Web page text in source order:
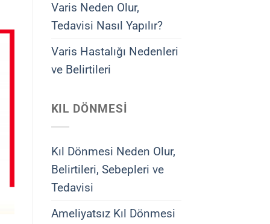
Varis Neden Olur,
Tedavisi Nasıl Yapılır?
Varis Hastalığı Nedenleri
ve Belirtileri
KIL DÖNMESI
Kıl Dönmesi Neden Olur,
Belirtileri, Sebepleri ve
Tedavisi
Ameliyatsız Kıl Dönmesi